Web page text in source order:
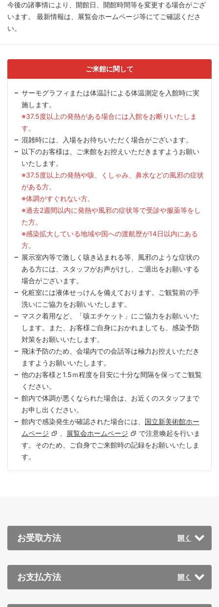
今後の諸事情により、開館日、開館時間等を変更する場合がござ
います。
最新情報は、展覧会ホームページ等にてご確認くださ
い。
ご来館に関して
サーモグラフィまたは体温計による体温測定を入館時に実
施します。
※37.5度以上の発熱がある場合には入館をお断りいたしま
す。
混雑時には、入場をお待ちいただく場合がございます。
以下のお客様は、ご来館をお控えいただきますようお願い
いたします。
※37.5度以上の発熱や咳、くしゃみ、鼻水などの風邪の症状
がある方。
※体調がすぐれない方。
※過去2週間以内に発熱や風邪の症状等で受診や服薬等をし
た方。
※感染拡大している地域や国への渡航歴が14日以内にある
方。
展示室内等で激しく咳き込まれる等、風邪のような症状の
ある方には、スタッフがお声がけし、ご退出をお願いする
場合がございます。
化粧室には液体せっけんを備えております。ご観覧前の手
洗いにご協力をお願いいたします。
マスク着用など、「咳エチケット」にご協力をお願いいた
します。また、お客様ご自身におかれましても、感染予防
対策をお願いいたします。
飛沫予防のため、会場内での会話等は極力お控えいただき
ますようお願いいたします。
他のお客様と1.5ｍ程度を目安に十分な間隔を保ってご観覧
ください。
館内で体調が悪くなられた場合は、お近くのスタッフまで
お申し出ください。
館内で感染発生が確認された場合には、 国立新美術館ホー
ムページ
展覧会ホームページ
で注意喚起を行いま
す。そのため、ご自身でご来館時の記録をお願いいたしま
す。
お受取方法
お支払方法